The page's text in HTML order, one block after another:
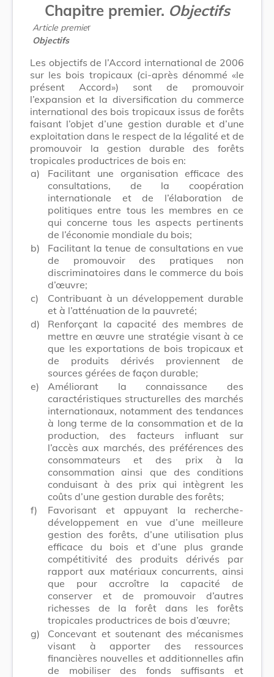
Chapitre premier. Objectifs
Article premier
Objectifs
Les objectifs de l’Accord international de 2006
sur les bois tropicaux (ci-après dénommé «le
présent Accord») sont de promouvoir
l’expansion et la diversification du commerce
international des bois tropicaux issus de forêts
faisant l’objet d’une gestion durable et d’une
exploitation dans le respect de la légalité et de
promouvoir la gestion durable des forêts
tropicales productrices de bois en:
a)
Facilitant une organisation efficace des
consultations, de la coopération
internationale et de l’élaboration de
politiques entre tous les membres en ce
qui concerne tous les aspects pertinents
de l’économie mondiale du bois;
b)
Facilitant la tenue de consultations en vue
de promouvoir des pratiques non
discriminatoires dans le commerce du bois
d’œuvre;
c)
Contribuant à un développement durable
et à l’atténuation de la pauvreté;
d)
Renforçant la capacité des membres de
mettre en œuvre une stratégie visant à ce
que les exportations de bois tropicaux et
de produits dérivés proviennent de
sources gérées de façon durable;
e)
Améliorant la connaissance des
caractéristiques structurelles des marchés
internationaux, notamment des tendances
à long terme de la consommation et de la
production, des facteurs influant sur
l’accès aux marchés, des préférences des
consommateurs et des prix à la
consommation ainsi que des conditions
conduisant à des prix qui intègrent les
coûts d’une gestion durable des forêts;
f)
Favorisant et appuyant la recherche-
développement en vue d’une meilleure
gestion des forêts, d’une utilisation plus
efficace du bois et d’une plus grande
compétitivité des produits dérivés par
rapport aux matériaux concurrents, ainsi
que pour accroître la capacité de
conserver et de promouvoir d’autres
richesses de la forêt dans les forêts
tropicales productrices de bois d’œuvre;
g)
Concevant et soutenant des mécanismes
visant à apporter des ressources
financières nouvelles et additionnelles afin
de mobiliser des fonds suffisants et